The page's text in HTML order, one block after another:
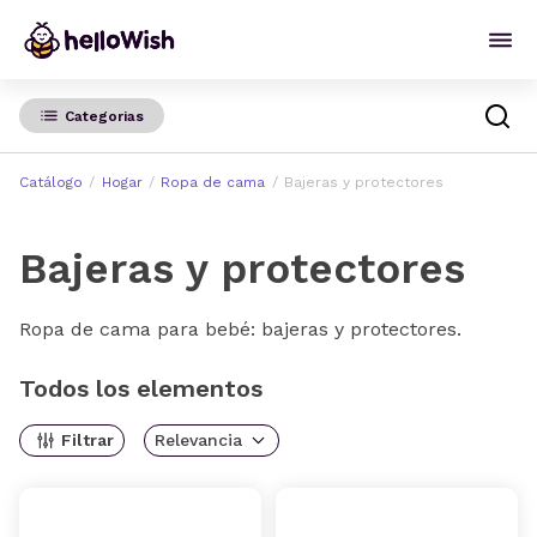
Categorias
Catálogo Hogar Ropa de cama Bajeras y protectores
Bajeras y protectores
Ropa de cama para bebé: bajeras y protectores.
Todos los elementos
Filtrar Relevancia